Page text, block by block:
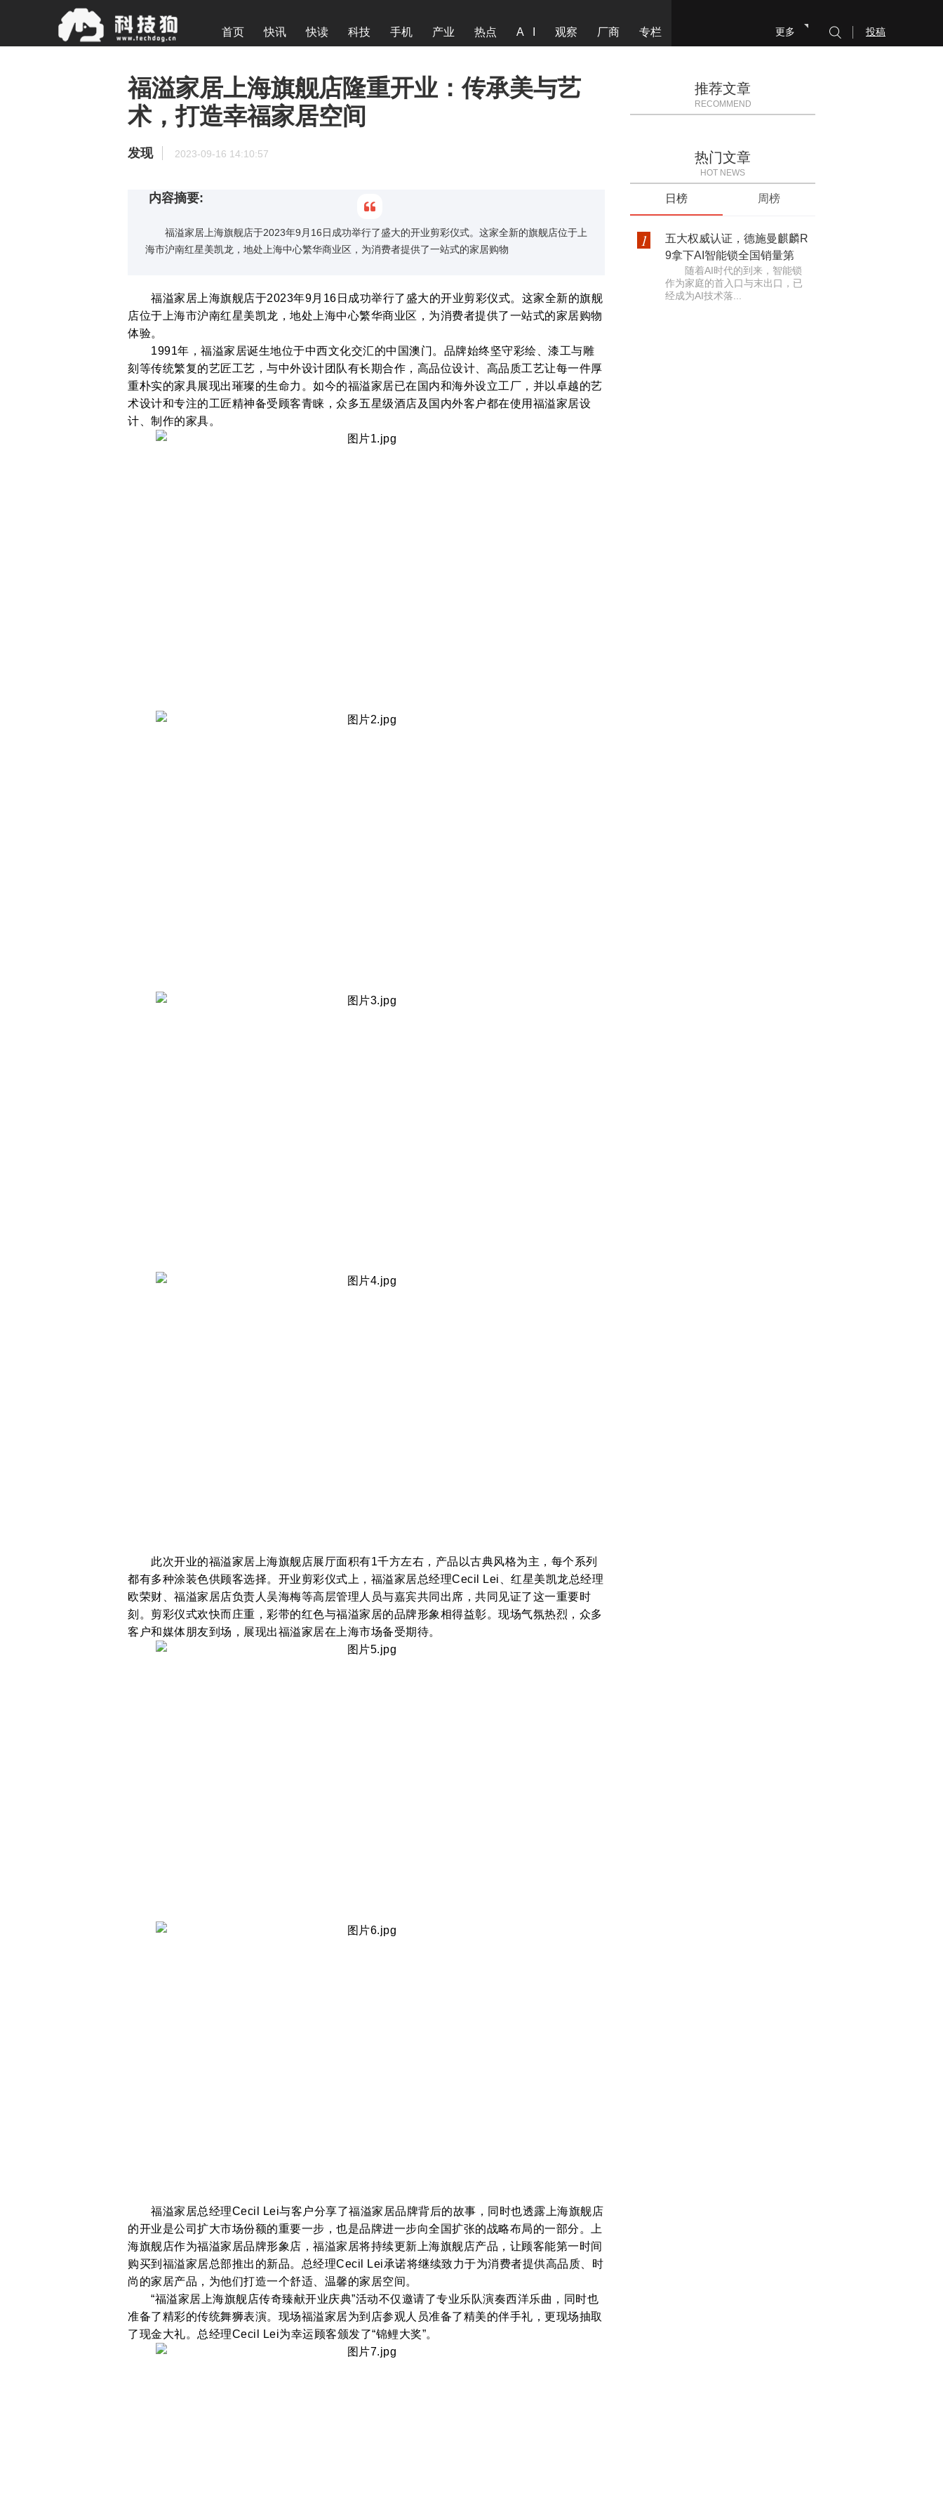
首页 快讯 快读 科技 手机 产业 热点 A I 观察 厂商 专栏 更多 投稿
福溢家居上海旗舰店隆重开业：传承美与艺
术，打造幸福家居空间
发现 2023-09-16 14:10:57
内容摘要:
福溢家居上海旗舰店于2023年9月16日成功举行了盛大的开业剪彩仪式。这家全新的旗舰店位于上
海市沪南红星美凯龙，地处上海中心繁华商业区，为消费者提供了一站式的家居购物
福溢家居上海旗舰店于2023年9月16日成功举行了盛大的开业剪彩仪式。这家全新的旗舰
店位于上海市沪南红星美凯龙，地处上海中心繁华商业区，为消费者提供了一站式的家居购物
体验。
1991年，福溢家居诞生地位于中西文化交汇的中国澳门。品牌始终坚守彩绘、漆工与雕
刻等传统繁复的艺匠工艺，与中外设计团队有长期合作，高品位设计、高品质工艺让每一件厚
重朴实的家具展现出璀璨的生命力。如今的福溢家居已在国内和海外设立工厂，并以卓越的艺
术设计和专注的工匠精神备受顾客青睐，众多五星级酒店及国内外客户都在使用福溢家居设
计、制作的家具。
此次开业的福溢家居上海旗舰店展厅面积有1千方左右，产品以古典风格为主，每个系列
都有多种涂装色供顾客选择。开业剪彩仪式上，福溢家居总经理Cecil Lei、红星美凯龙总经理
欧荣财、福溢家居店负责人吴海梅等高层管理人员与嘉宾共同出席，共同见证了这一重要时
刻。剪彩仪式欢快而庄重，彩带的红色与福溢家居的品牌形象相得益彰。现场气氛热烈，众多
客户和媒体朋友到场，展现出福溢家居在上海市场备受期待。
福溢家居总经理Cecil Lei与客户分享了福溢家居品牌背后的故事，同时也透露上海旗舰店
的开业是公司扩大市场份额的重要一步，也是品牌进一步向全国扩张的战略布局的一部分。上
海旗舰店作为福溢家居品牌形象店，福溢家居将持续更新上海旗舰店产品，让顾客能第一时间
购买到福溢家居总部推出的新品。总经理Cecil Lei承诺将继续致力于为消费者提供高品质、时
尚的家居产品，为他们打造一个舒适、温馨的家居空间。
“福溢家居上海旗舰店传奇臻献开业庆典”活动不仅邀请了专业乐队演奏西洋乐曲，同时也
准备了精彩的传统舞狮表演。现场福溢家居为到店参观人员准备了精美的伴手礼，更现场抽取
了现金大礼。总经理Cecil Lei为幸运顾客颁发了“锦鲤大奖”。
推荐文章
RECOMMEND
热门文章
HOT NEWS
日榜 周榜
1
五大权威认证，德施曼麒麟R
9拿下AI智能锁全国销量第
随着AI时代的到来，智能锁
作为家庭的首入口与末出口，已
经成为AI技术落...